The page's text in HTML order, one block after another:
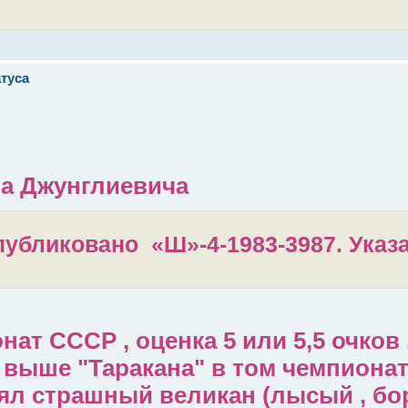
Джунглиевича
«Ш»-4-1983-3987.
СССР , оценка 5 или 5,5 очков
"Таракана" в том
страшный великан (лысый ,